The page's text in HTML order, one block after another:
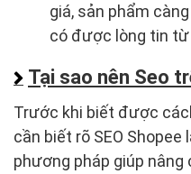
giá, sản phẩm
có được lòng tin
Tại sao nên Seo
Trước khi biết được
cần biết rõ SEO Shopee
phương pháp giúp